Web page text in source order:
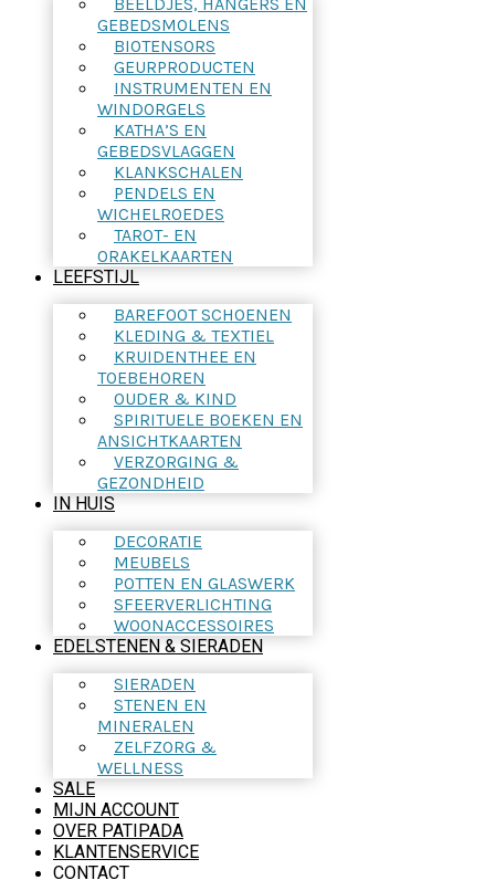
GEBEDSMOLENS
BIOTENSORS
GEURPRODUCTEN
INSTRUMENTEN EN
WINDORGELS
KATHA’S EN
GEBEDSVLAGGEN
KLANKSCHALEN
PENDELS EN
WICHELROEDES
TAROT- EN
ORAKELKAARTEN
LEEFSTIJL
BAREFOOT SCHOENEN
KLEDING & TEXTIEL
KRUIDENTHEE EN
TOEBEHOREN
OUDER & KIND
SPIRITUELE BOEKEN EN
ANSICHTKAARTEN
VERZORGING &
GEZONDHEID
IN HUIS
DECORATIE
MEUBELS
POTTEN EN GLASWERK
SFEERVERLICHTING
WOONACCESSOIRES
EDELSTENEN & SIERADEN
SIERADEN
STENEN EN
MINERALEN
ZELFZORG &
WELLNESS
SALE
MIJN ACCOUNT
OVER PATIPADA
KLANTENSERVICE
CONTACT